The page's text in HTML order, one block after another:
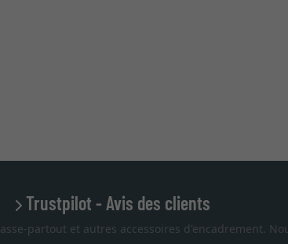
Trustpilot - Avis des clients
partout et autres accessoires d'encadrement.